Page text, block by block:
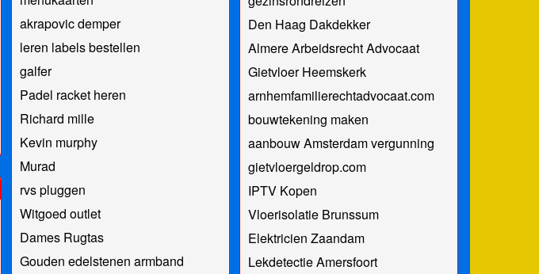
akrapovic demper
leren labels bestellen
galfer
Padel racket heren
Richard mille
Kevin murphy
Murad
rvs pluggen
Witgoed outlet
Dames Rugtas
Gouden edelstenen armband
Den Haag Dakdekker
Almere Arbeidsrecht Advocaat
Gietvloer Heemskerk
arnhemfamilierechtadvocaat.com
bouwtekening maken
aanbouw Amsterdam vergunning
gietvloergeldrop.com
IPTV Kopen
Vloerisolatie Brunssum
Elektricien Zaandam
Lekdetectie Amersfoort